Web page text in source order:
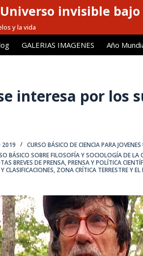
invisible
y la vida
GALERIAS IMAGENES Año
interesa por los
2019 CURSO BÁSICO DE CIENCIA PARA
BÁSICO SOBRE FILOSOFÍA Y SOCIOLOGÍA DE LA
BREVES DE PRENSA,PRENSA Y POLÍTICA
CLASIFICACIONES, ZONA CRÍTICA TERRESTRE Y